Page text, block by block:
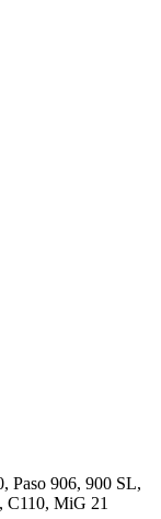
Paso 906, 900 SL,
C110, MiG 21